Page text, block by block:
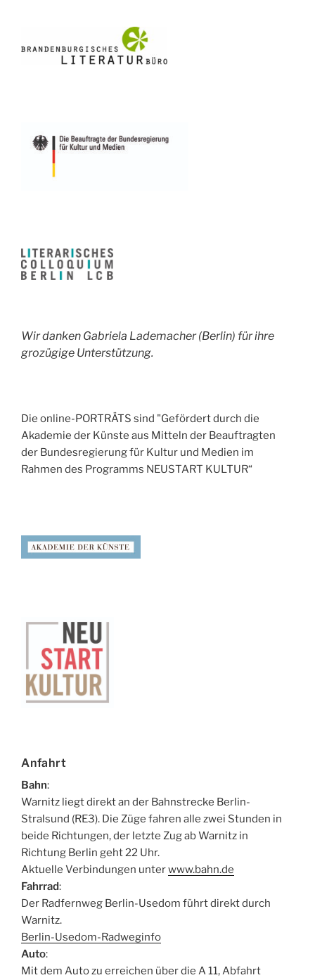
Wir danken Gabriela Lademacher (Berlin) für ihre
grozügige Unterstützung.
Die online-PORTRÄTS sind "Gefördert durch die
Akademie der Künste aus Mitteln der Beauftragten
der Bundesregierung für Kultur und Medien im
Rahmen des Programms NEUSTART KULTUR“
Anfahrt
Bahn:
Warnitz liegt direkt an der Bahnstrecke Berlin-
Stralsund (RE3). Die Züge fahren alle zwei Stunden in
beide Richtungen, der letzte Zug ab Warnitz in
Richtung Berlin geht 22 Uhr.
Aktuelle Verbindungen unterwww.bahn.de
Fahrrad:
Der Radfernweg Berlin-Usedom führt direkt durch
Warnitz.
Berlin-Usedom-Radweginfo
Auto:
Mit dem Auto zu erreichen über die A 11, Abfahrt